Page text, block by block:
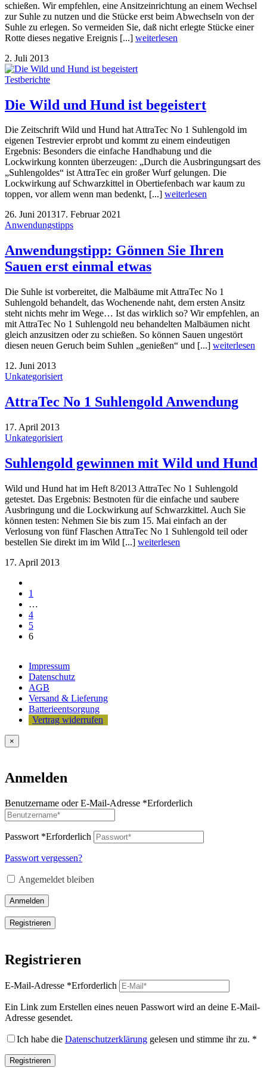
schießen. Wir empfehlen, eine Ansitzeinrichtung an einem Wechsel
zur Suhle zu nutzen und die Stücke erst beim Abwechseln von der
Suhle zu erlegen. So vermeiden Sie, daß nicht erlegte Stücke einer
Rotte dieses negative Ereignis [...] weiterlesen
2. Juli 2013
Testberichte
Die Wild und Hund ist begeistert
Die Zeitschrift Wild und Hund hat AttraTec No 1 Suhlengold im
eigenen Testrevier erprobt und kommt zu einem eindeutigen
Ergebnis: Besonders die einfache Handhabung und die
Lockwirkung konnten überzeugen: „Durch die Ausbringungsart des
„Suhlengoldes“ ist AttraTec ein großer Wurf gelungen. Die
Lockwirkung auf Schwarzkittel in Obertiefenbach war kaum zu
toppen, vor allem wenn man bedenkt, [...] weiterlesen
26. Juni 201317. Februar 2021
Anwendungstipps
Anwendungstipp: Gönnen Sie Ihren
Sauen erst einmal etwas
Die Suhle ist vorbereitet, die Malbäume mit AttraTec No 1
Suhlengold behandelt, das Wochenende naht, dem ersten Ansitz
steht nichts mehr im Wege… Ist das wirklich so? Wir empfehlen, an
mit AttraTec No 1 Suhlengold neu behandelten Malbäumen nicht
gleich anzusitzen oder zu schießen. So können Sauen ungestört
diesen neuen Geruch beim Suhlen „genießen“ und [...] weiterlesen
12. Juni 2013
Unkategorisiert
AttraTec No 1 Suhlengold Anwendung
17. April 2013
Unkategorisiert
Suhlengold gewinnen mit Wild und Hund
Wild und Hund hat im Heft 8/2013 AttraTec No 1 Suhlengold
getestet. Das Ergebnis: Bestnoten für die einfache und saubere
Ausbringung und die Lockwirkung auf Schwarzkittel. Auch Sie
können testen: Nehmen Sie bis zum 15. Mai einfach an der
Verlosung von fünf Flaschen AttraTec No 1 Suhlengold teil oder
bestellen Sie direkt im im Wild [...] weiterlesen
17. April 2013
1
…
4
5
6
Impressum
Datenschutz
AGB
Versand & Lieferung
Batterieentsorgung
Vertrag widerrufen
×
Anmelden
Benutzername oder E-Mail-Adresse *Erforderlich
Passwort *Erforderlich
Passwort vergessen?
Angemeldet bleiben
Anmelden
Registrieren
Registrieren
E-Mail-Adresse *Erforderlich
Ein Link zum Erstellen eines neuen Passwort wird an deine E-Mail-
Adresse gesendet.
Ich habe die Datenschutzerklärung gelesen und stimme ihr zu. *
Registrieren